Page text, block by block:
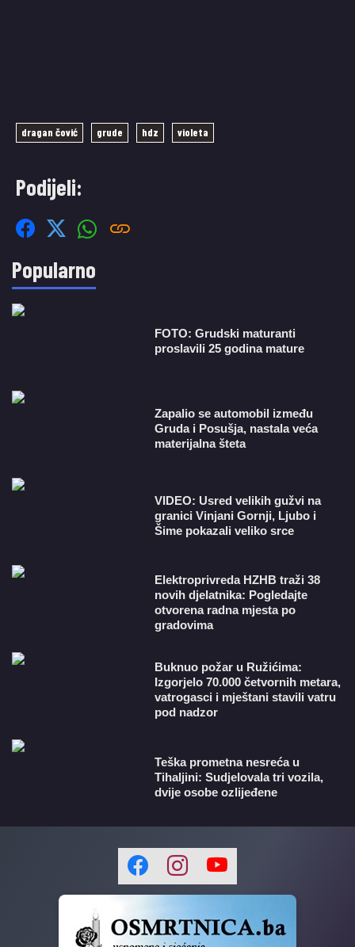
dragan čović grude hdz violeta
Podijeli:
Popularno
FOTO: Grudski maturanti
proslavili 25 godina mature
Zapalio se automobil između
Gruda i Posušja, nastala veća
materijalna šteta
VIDEO: Usred velikih gužvi na
granici Vinjani Gornji, Ljubo i
Šime pokazali veliko srce
​Elektroprivreda HZHB traži 38
novih djelatnika: Pogledajte
otvorena radna mjesta po
gradovima
Buknuo požar u Ružićima:
Izgorjelo 70.000 četvornih metara,
vatrogasci i mještani stavili vatru
pod nadzor
Teška prometna nesreća u
Tihaljini: Sudjelovala tri vozila,
dvije osobe ozlijeđene